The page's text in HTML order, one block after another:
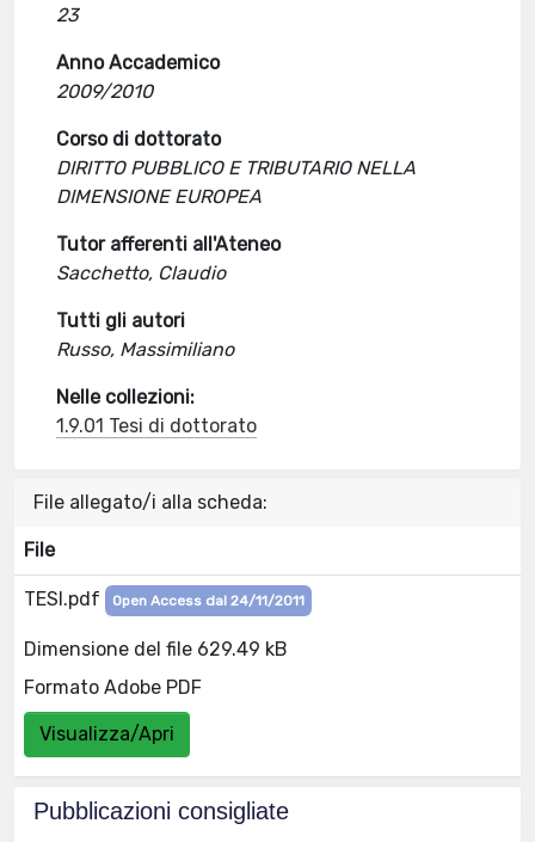
23
Anno Accademico
2009/2010
Corso di dottorato
DIRITTO PUBBLICO E TRIBUTARIO NELLA
DIMENSIONE EUROPEA
Tutor afferenti all'Ateneo
Sacchetto, Claudio
Tutti gli autori
Russo, Massimiliano
Nelle collezioni:
1.9.01 Tesi di dottorato
File allegato/i alla scheda:
File
TESI.pdf Open Access dal 24/11/2011
Dimensione del file 629.49 kB
Formato Adobe PDF
Visualizza/Apri
Pubblicazioni consigliate